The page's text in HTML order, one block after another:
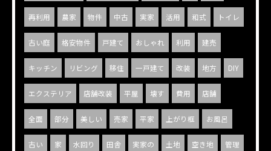
再利用 農家 物件 中古 実家 活用 和式 トイレ
古い庭 格安物件 戸建て おしゃれ 利用 建売
キッチン リビング 移住 一戸建て 改装 地方 DIY
エクステリア 店舗改装 平屋 壊す 費用 店舗
全面 部分 美しい 売家 平家 上がり框 お風呂
古い 家 水回り 田舎 実家の 土地 空き地 管理